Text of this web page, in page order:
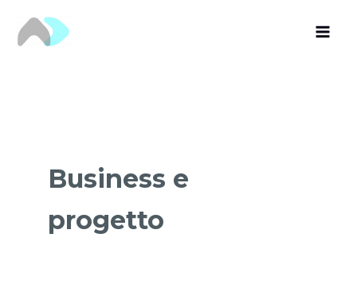
Business e
progetto